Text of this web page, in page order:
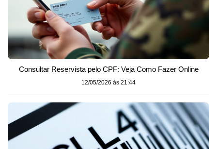
Consultar Reservista pelo CPF: Veja Como Fazer Online
12/05/2026 às 21:44